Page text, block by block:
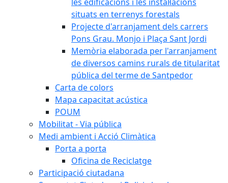
situats en terrenys forestals
Projecte d'arranjament dels carrers
Pons Grau. Monjo i Plaça Sant Jordi
Memòria elaborada per l'arranjament
de diversos camins rurals de titularitat
pública del terme de Santpedor
Carta de colors
Mapa capacitat acústica
POUM
Mobilitat - Via pública
Medi ambient i Acció Climàtica
Porta a porta
Oficina de Reciclatge
Participació ciutadana